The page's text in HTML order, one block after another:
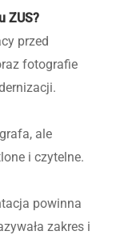
ZUS?
przed
fotografie
ale
i czytelne.
powinna
zakres i